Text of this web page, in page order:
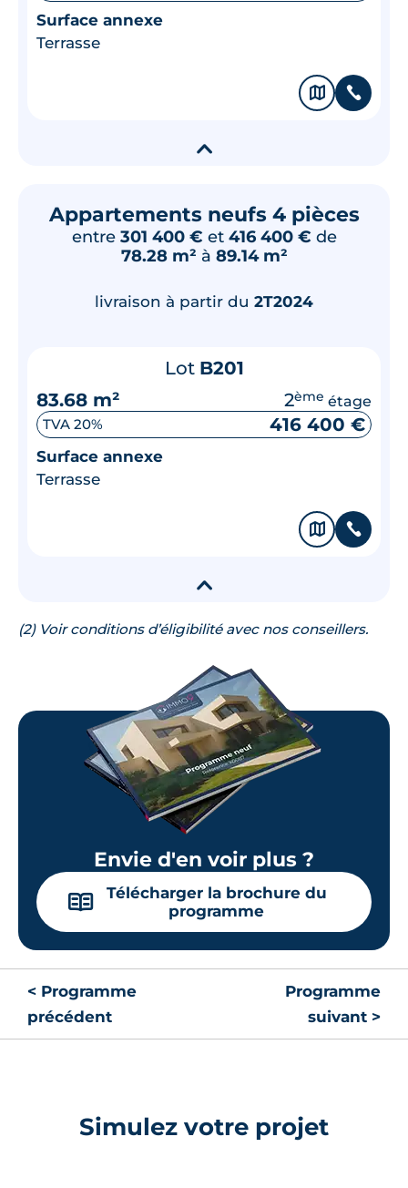
Surface annexe
Terrasse
🗞 📞
▾
Appartements neufs 4 pièces
entre 301 400 € et 416 400 € de
78.28 m² à 89.14 m²
livraison à partir du 2T2024
Lot B201
83.68 m²
2ème étage
TVA 20% 416 400 €
Surface annexe
Terrasse
🗞 📞
▾
(2) Voir conditions d’éligibilité avec nos conseillers.
Envie d'en voir plus ?
📖
Télécharger la brochure du
programme
< Programme
précédent
Programme
suivant >
Simulez votre projet